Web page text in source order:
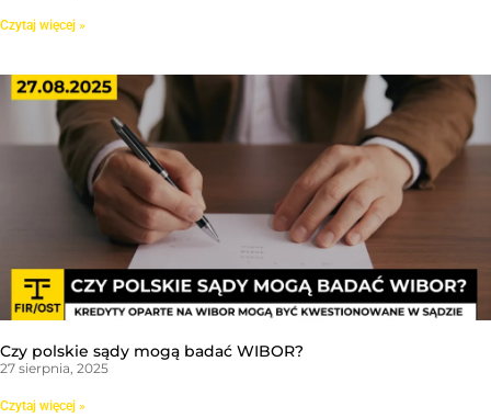
Czytaj więcej »
Czy polskie sądy mogą badać WIBOR?
27 sierpnia, 2025
Czytaj więcej »